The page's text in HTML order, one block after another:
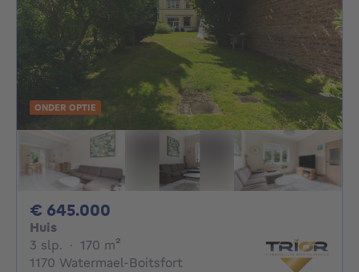
ONDER OPTIE
€ 645.000
Huis
3 slp. 3 slaapkamers
· 170 m²
1170 Watermael-Boitsfort